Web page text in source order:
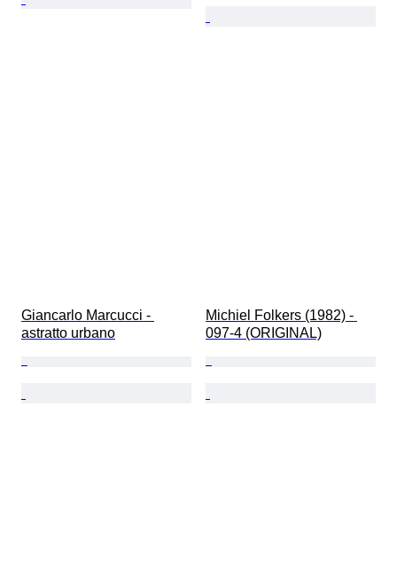
Giancarlo Marcucci -
astratto urbano
Michiel Folkers (1982) -
097-4 (ORIGINAL)